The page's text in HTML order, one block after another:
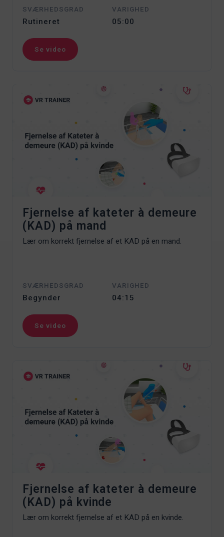
SVÆRHEDSGRAD
Rutineret
VARIGHED
05:00
Se video
Fjernelse af kateter à demeure
(KAD) på mand
Lær om korrekt fjernelse af et KAD på en mand.
SVÆRHEDSGRAD
Begynder
VARIGHED
04:15
Se video
Fjernelse af kateter à demeure
(KAD) på kvinde
Lær om korrekt fjernelse af et KAD på en kvinde.